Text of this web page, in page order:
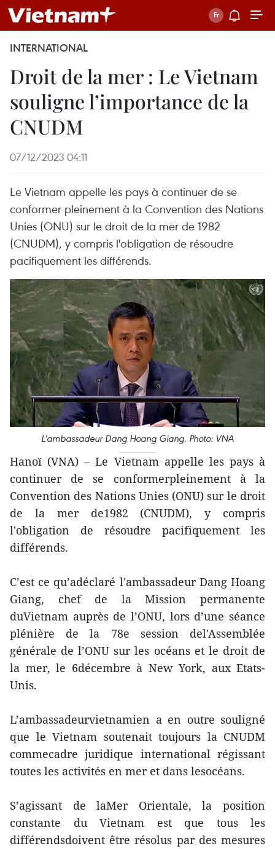
INTERNATIONAL
Droit de la mer : Le Vietnam
souligne l’importance de la
CNUDM
07/12/2023 04:11
Le Vietnam appelle les pays à continuer de se
conformer pleinement à la Convention des Nations
Unies (ONU) sur le droit de la mer de 1982
(CNUDM), y compris l'obligation de résoudre
pacifiquement les différends.
L'ambassadeur Dang Hoang Giang. Photo: VNA
Hanoï (VNA) – Le Vietnam appelle les pays à
continuer de se conformerpleinement à la
Convention des Nations Unies (ONU) sur le droit
de la mer de1982 (CNUDM), y compris
l'obligation de résoudre pacifiquement les
différends.
C’est ce qu’adéclaré l'ambassadeur Dang Hoang
Giang, chef de la Mission permanente
duVietnam auprès de l’ONU, lors d’une séance
plénière de la 78e session del'Assemblée
générale de l’ONU sur les océans et le droit de
la mer, le 6décembre à New York, aux Etats-
Unis.
L’ambassadeurvietnamien a en outre souligné
que le Vietnam soutenait toujours la CNUDM
commecadre juridique international régissant
toutes les activités en mer et dans lesocéans.
S’agissant de laMer Orientale, la position
constante du Vietnam est que tous les
différendsdoivent être résolus par des mesures